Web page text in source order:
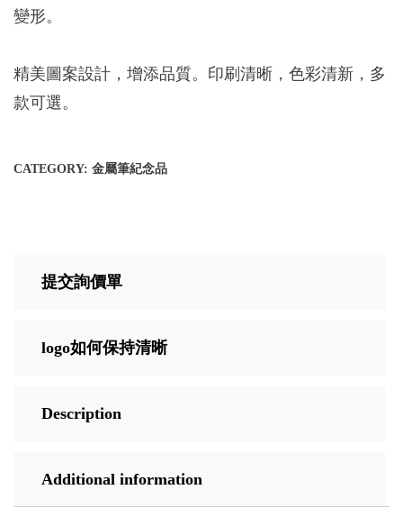
變形。
精美圖案設計，增添品質。印刷清晰，色彩清新，多
款可選。
CATEGORY: 金屬筆紀念品
提交詢價單
logo如何保持清晰
Description
Additional information